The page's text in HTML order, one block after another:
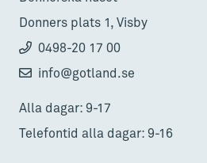
Donners plats 1, Visby
0498-20 17 00
info@gotland.se
Alla dagar: 9-17
Telefontid alla dagar: 9-16